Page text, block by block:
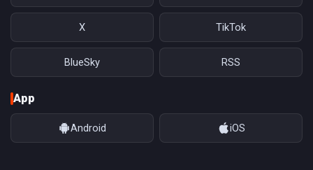
X TikTok
BlueSky RSS
App
Android iOS